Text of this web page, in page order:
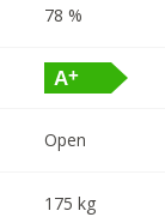
78 %
Open
175 kg